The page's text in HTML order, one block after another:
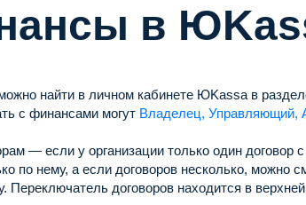
в
найти в личном кабинете ЮKassa в
с финансами могут Владелец, Управляющий,
— если у организации только один
по нему, а если договоров несколько, можно
Переключатель договоров находится в